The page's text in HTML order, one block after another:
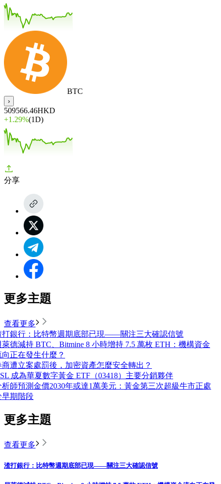
BTC
›
509566.46HKD
+1.29%(1D)
分享
更多主題
查看更多
打銀行：比特幣週期底部已現——關注三大確認信號
萊德減持 BTC、Bitmine 8 小時增持 7.5 萬枚 ETH：機構資金
向正在發生什麼？
商遭立案處罰後，加密資產怎麼安全轉出？
成為華夏數字黃金 ETF（03418）主要分銷夥伴
析師預測金價2030年或達1萬美元：黃金第三次超級牛市正處
早期階段
更多主題
查看更多
渣打銀行：比特幣週期底部已現——關注三大確認信號